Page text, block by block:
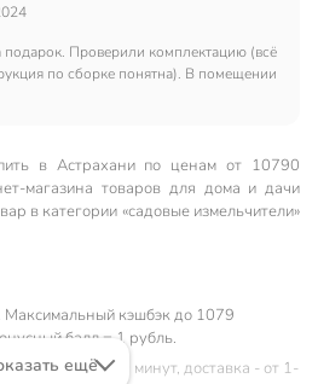
подарок. Проверили комплектацию (всё
по сборке понятна). В помещении
в Астрахани по ценам от 10790
магазина товаров для дома и дачи
в категории «садовые измельчители»
Максимальный кэшбэк до 1079
балл = 1 рубль.
от 60 минут, доставка - от 1-
ещё